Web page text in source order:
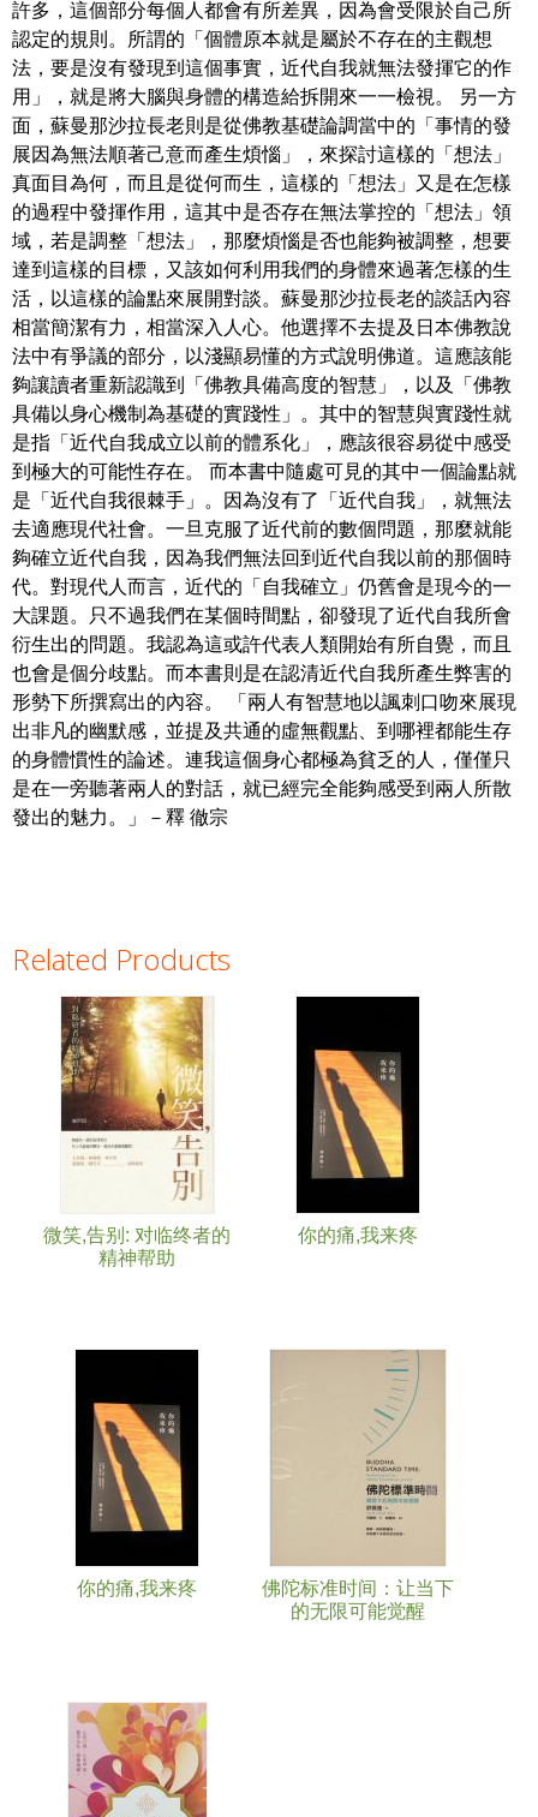
許多，這個部分每個人都會有所差異，因為會受限於自己所
認定的規則。所謂的「個體原本就是屬於不存在的主觀想
法，要是沒有發現到這個事實，近代自我就無法發揮它的作
用」，就是將大腦與身體的構造給拆開來一一檢視。 另一方
面，蘇曼那沙拉長老則是從佛教基礎論調當中的「事情的發
展因為無法順著己意而產生煩惱」，來探討這樣的「想法」
真面目為何，而且是從何而生，這樣的「想法」又是在怎樣
的過程中發揮作用，這其中是否存在無法掌控的「想法」領
域，若是調整「想法」，那麼煩惱是否也能夠被調整，想要
達到這樣的目標，又該如何利用我們的身體來過著怎樣的生
活，以這樣的論點來展開對談。蘇曼那沙拉長老的談話內容
相當簡潔有力，相當深入人心。他選擇不去提及日本佛教說
法中有爭議的部分，以淺顯易懂的方式說明佛道。這應該能
夠讓讀者重新認識到「佛教具備高度的智慧」，以及「佛教
具備以身心機制為基礎的實踐性」。其中的智慧與實踐性就
是指「近代自我成立以前的體系化」，應該很容易從中感受
到極大的可能性存在。 而本書中隨處可見的其中一個論點就
是「近代自我很棘手」。因為沒有了「近代自我」，就無法
去適應現代社會。一旦克服了近代前的數個問題，那麼就能
夠確立近代自我，因為我們無法回到近代自我以前的那個時
代。對現代人而言，近代的「自我確立」仍舊會是現今的一
大課題。只不過我們在某個時間點，卻發現了近代自我所會
衍生出的問題。我認為這或許代表人類開始有所自覺，而且
也會是個分歧點。而本書則是在認清近代自我所產生弊害的
形勢下所撰寫出的內容。 「兩人有智慧地以諷刺口吻來展現
出非凡的幽默感，並提及共通的虛無觀點、到哪裡都能生存
的身體慣性的論述。連我這個身心都極為貧乏的人，僅僅只
是在一旁聽著兩人的對話，就已經完全能夠感受到兩人所散
發出的魅力。」－釋 徹宗
Related Products
微笑,告别: 对临终者的
精神帮助
你的痛,我来疼
你的痛,我来疼
佛陀标准时间：让当下
的无限可能觉醒
Pages